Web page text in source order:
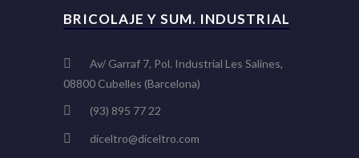
BRICOLAJE Y SUM. INDUSTRIAL
Av/ Garraf 7, Pol. Industrial Les Salines,
08800 Cubelles (Barcelona)
(93) 895 77 22
diceltro@diceltro.com